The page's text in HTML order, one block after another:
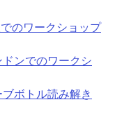
のワークショップ
ドンでのワークシ
ブボトル読み解き